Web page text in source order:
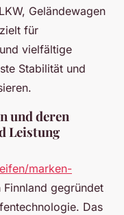
Geländewagen
für
vielfältige
Stabilität und
und deren
Leistung
marken-
gegründet
Das